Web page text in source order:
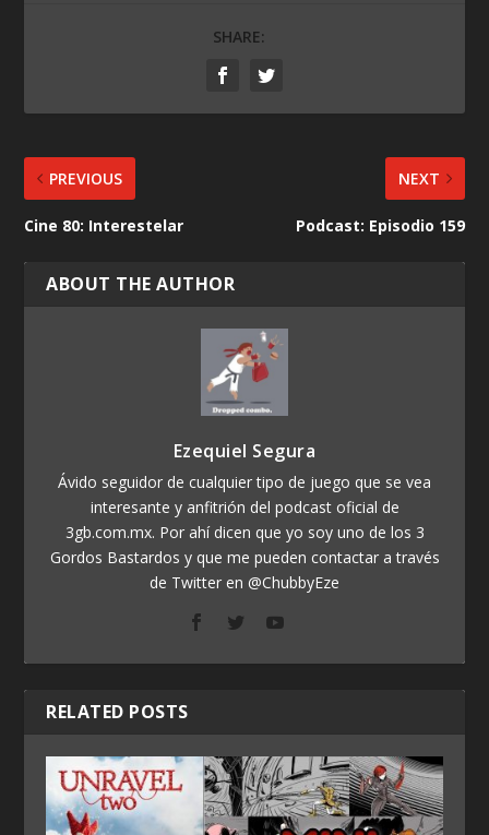
SHARE:
PREVIOUS
Cine 80: Interestelar
NEXT
Podcast: Episodio 159
ABOUT THE AUTHOR
Ezequiel Segura
Ávido seguidor de cualquier tipo de juego que se vea
interesante y anfitrión del podcast oficial de
3gb.com.mx. Por ahí dicen que yo soy uno de los 3
Gordos Bastardos y que me pueden contactar a través
de Twitter en @ChubbyEze
RELATED POSTS